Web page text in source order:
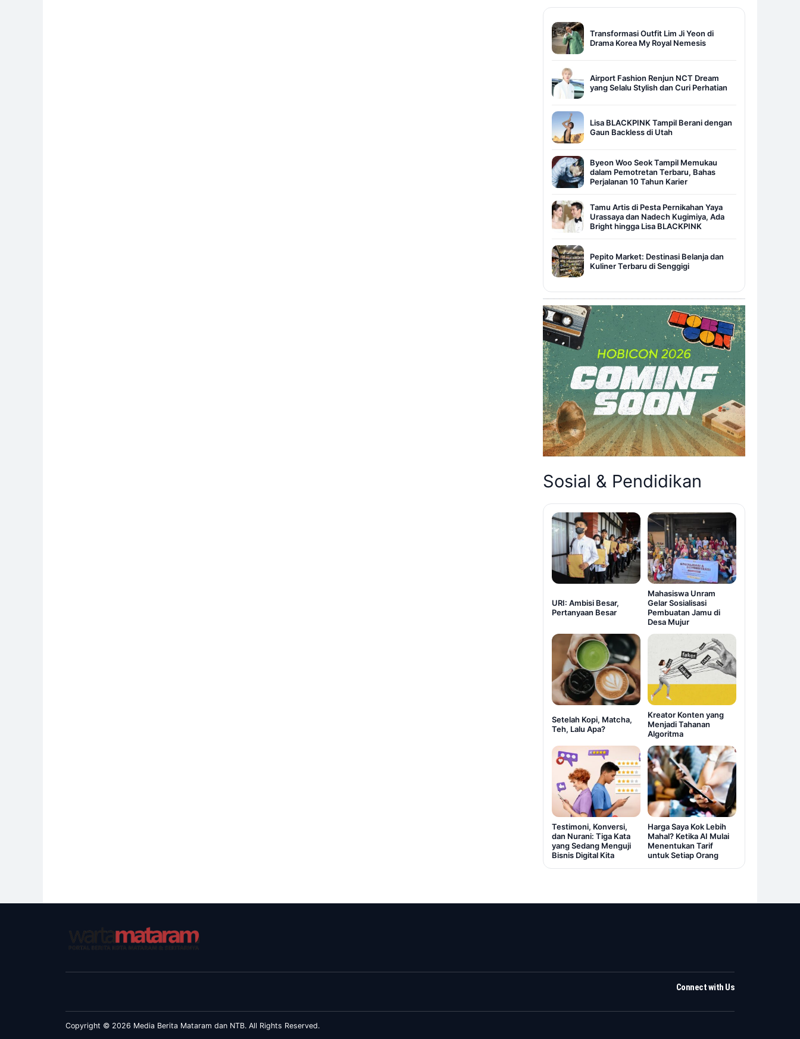
Transformasi Outfit Lim Ji Yeon di
Drama Korea My Royal Nemesis
Airport Fashion Renjun NCT Dream
yang Selalu Stylish dan Curi Perhatian
Lisa BLACKPINK Tampil Berani dengan
Gaun Backless di Utah
Byeon Woo Seok Tampil Memukau
dalam Pemotretan Terbaru, Bahas
Perjalanan 10 Tahun Karier
Tamu Artis di Pesta Pernikahan Yaya
Urassaya dan Nadech Kugimiya, Ada
Bright hingga Lisa BLACKPINK
Pepito Market: Destinasi Belanja dan
Kuliner Terbaru di Senggigi
Sosial & Pendidikan
URI: Ambisi Besar,
Pertanyaan Besar
Mahasiswa Unram
Gelar Sosialisasi
Pembuatan Jamu di
Desa Mujur
Setelah Kopi, Matcha,
Teh, Lalu Apa?
Kreator Konten yang
Menjadi Tahanan
Algoritma
Testimoni, Konversi,
dan Nurani: Tiga Kata
yang Sedang Menguji
Bisnis Digital Kita
Harga Saya Kok Lebih
Mahal? Ketika AI Mulai
Menentukan Tarif
untuk Setiap Orang
Connect with Us
Copyright © 2026 Media Berita Mataram dan NTB. All Rights Reserved.